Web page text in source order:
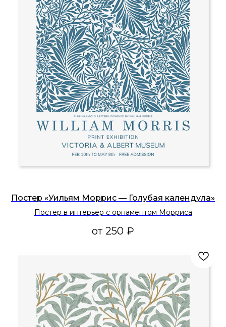
Постер «Уильям Моррис — Голубая календула»
Постер в интерьер с орнаментом Морриса
от 250 ₽